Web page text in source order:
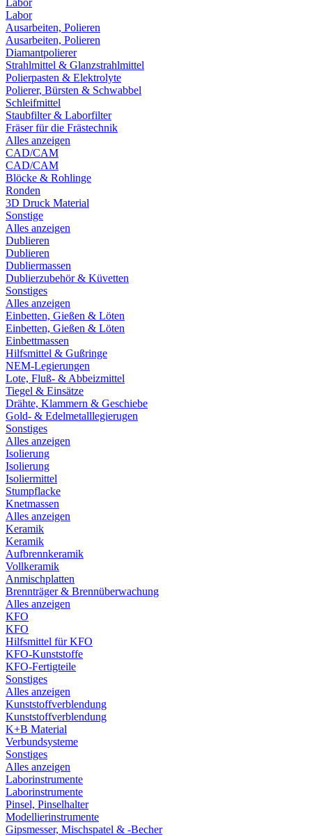
Labor
Labor
Ausarbeiten, Polieren
Ausarbeiten, Polieren
Diamantpolierer
Strahlmittel & Glanzstrahlmittel
Polierpasten & Elektrolyte
Polierer, Bürsten & Schwabbel
Schleifmittel
Staubfilter & Laborfilter
Fräser für die Frästechnik
Alles anzeigen
CAD/CAM
CAD/CAM
Blöcke & Rohlinge
Ronden
3D Druck Material
Sonstige
Alles anzeigen
Dublieren
Dublieren
Dubliermassen
Dublierzubehör & Küvetten
Sonstiges
Alles anzeigen
Einbetten, Gießen & Löten
Einbetten, Gießen & Löten
Einbettmassen
Hilfsmittel & Gußringe
NEM-Legierungen
Lote, Fluß- & Abbeizmittel
Tiegel & Einsätze
Drähte, Klammern & Geschiebe
Gold- & Edelmetalllegierugen
Sonstiges
Alles anzeigen
Isolierung
Isolierung
Isoliermittel
Stumpflacke
Knetmassen
Alles anzeigen
Keramik
Keramik
Aufbrennkeramik
Vollkeramik
Anmischplatten
Brennträger & Brennüberwachung
Alles anzeigen
KFO
KFO
Hilfsmittel für KFO
KFO-Kunststoffe
KFO-Fertigteile
Sonstiges
Alles anzeigen
Kunststoffverblendung
Kunststoffverblendung
K+B Material
Verbundsysteme
Sonstiges
Alles anzeigen
Laborinstrumente
Laborinstrumente
Pinsel, Pinselhalter
Modellierinstrumente
Gipsmesser, Mischspatel & -Becher